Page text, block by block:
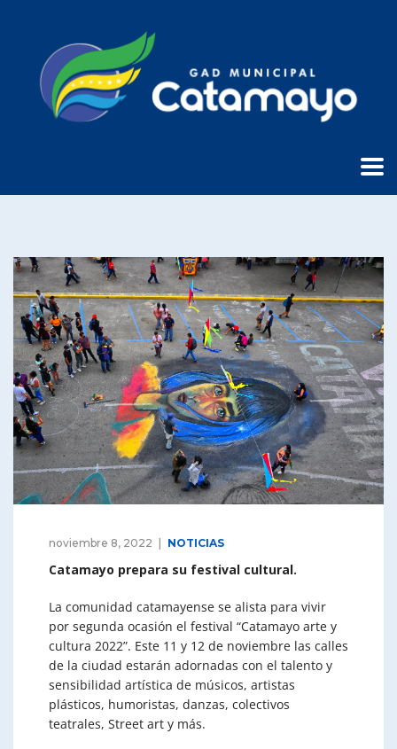
noviembre 8, 2022 NOTICIAS
Catamayo prepara su festival cultural.
La comunidad catamayense se alista para vivir
por segunda ocasión el festival “Catamayo arte y
cultura 2022”. Este 11 y 12 de noviembre las calles
de la ciudad estarán adornadas con el talento y
sensibilidad artística de músicos, artistas
plásticos, humoristas, danzas, colectivos
teatrales, Street art y más.